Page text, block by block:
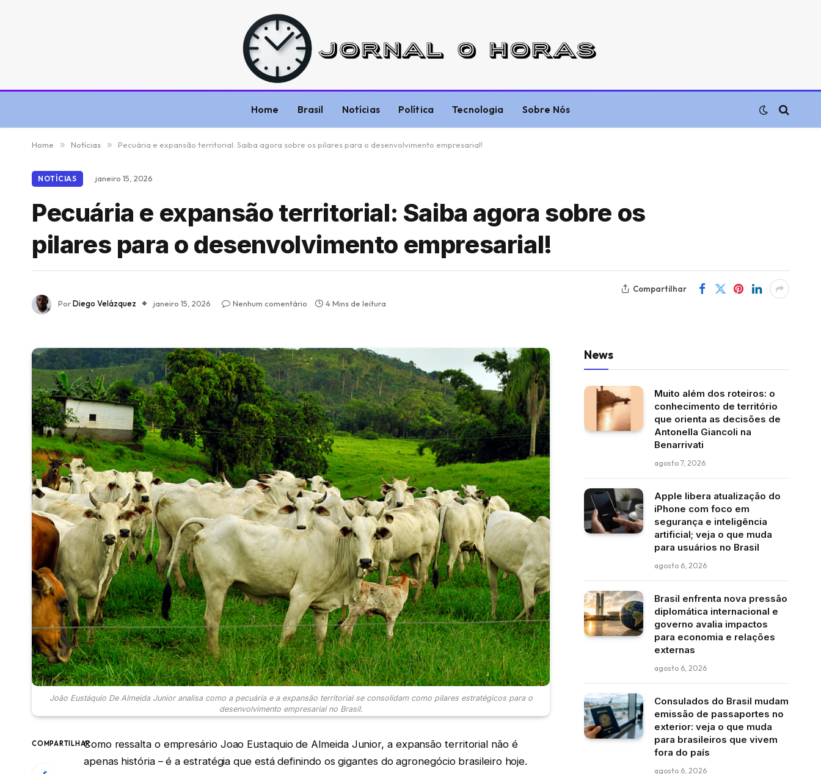
Home Brasil Notícias Política Tecnologia Sobre Nós
Home » Notícias » Pecuária e expansão territorial: Saiba agora sobre os pilares para o desenvolvimento empresarial!
NOTÍCIAS janeiro 15, 2026
Pecuária e expansão territorial: Saiba agora sobre os
pilares para o desenvolvimento empresarial!
PorDiego Velázquez janeiro 15, 2026 Nenhum comentário 4 Mins de leitura
Compartilhar
João Eustáquio De Almeida Junior analisa como a pecuária e a expansão territorial se consolidam como pilares estratégicos para o
desenvolvimento empresarial no Brasil.
COMPARTILHARComo ressalta o empresário Joao Eustaquio de Almeida Junior, a expansão territorial não é
apenas história – é a estratégia que está definindo os gigantes do agronegócio brasileiro hoje.
News
Muito além dos roteiros: o
conhecimento de território
que orienta as decisões de
Antonella Giancoli na
Benarrivati
agosto 7, 2026
Apple libera atualização do
iPhone com foco em
segurança e inteligência
artificial; veja o que muda
para usuários no Brasil
agosto 6, 2026
Brasil enfrenta nova pressão
diplomática internacional e
governo avalia impactos
para economia e relações
externas
agosto 6, 2026
Consulados do Brasil mudam
emissão de passaportes no
exterior: veja o que muda
para brasileiros que vivem
fora do país
agosto 6, 2026